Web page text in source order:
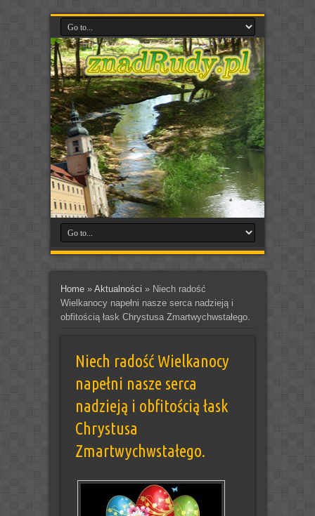
Home» Aktualności » Niech radość
Wielkanocy napełni nasze serca nadzieją i
obfitością łask Chrystusa Zmartwychwstałego.
Niech radość Wielkanocy
napełni nasze serca
nadzieją i obfitością łask
Chrystusa
Zmartwychwstałego.